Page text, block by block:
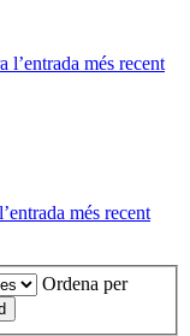
l’entrada més recent
més recent
Ordena per